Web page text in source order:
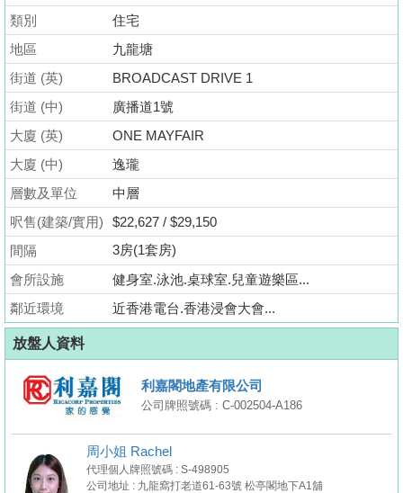
數
據
公
佈
置
業
手
冊
關
於
我
們
類別
住宅
地區
九龍塘
街道 (英)
BROADCAST DRIVE 1
街道 (中)
廣播道1號
大廈 (英)
ONE MAYFAIR
大廈 (中)
逸瓏
層數及單位
中層
呎售(建築/實用)
$22,627 / $29,150
間隔
3房(1套房)
會所設施
健身室.泳池.桌球室.兒童遊樂區...
鄰近環境
近香港電台.香港浸會大會...
放盤人資料
利嘉閣地產有限公司
公司牌照號碼 : C-002504-A186
周小姐 Rachel
代理個人牌照號碼 : S-498905
公司地址 : 九龍窩打老道61-63號 松亭閣地下A1舖